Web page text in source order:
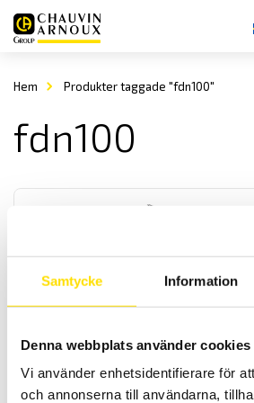
Samtycke Information
Denna webbplats använder cookies
Vi använder enhetsidentifierare för
och annonserna till användarna,
Hem Produkter taggade "fdn100"
fdn100
FDN
är en lättanvänd dynamometer för tryck
6 st olika kapaciteter och skalan börjar på
10N, 2,5 - 25N, 5 - 50N, 10 - 100 N, 20 -